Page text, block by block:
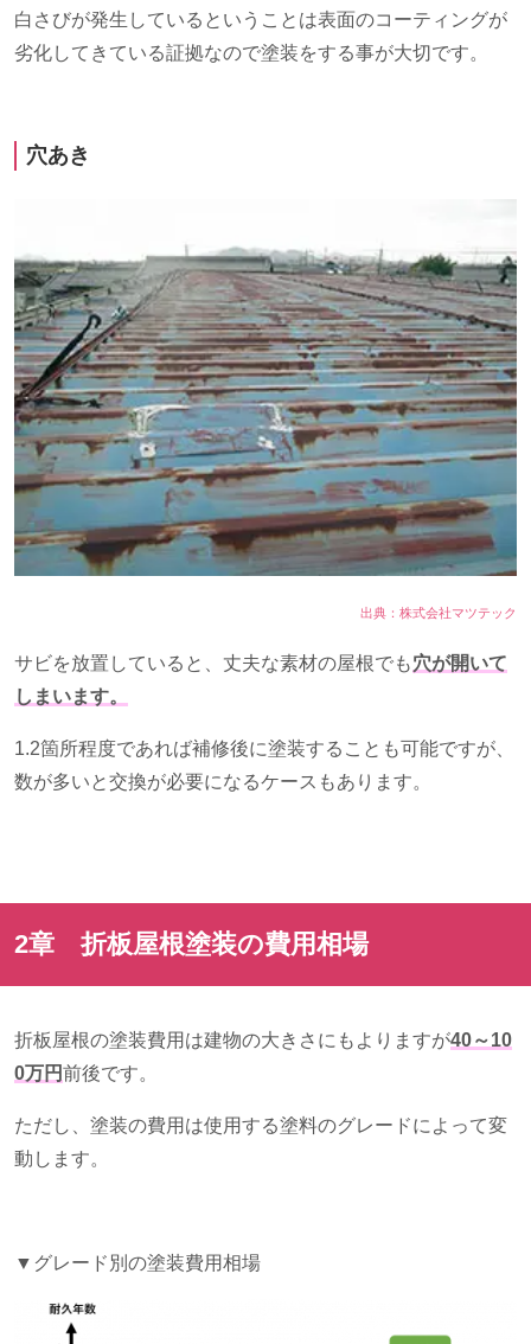
白さびが発生しているということは表面のコーティングが
劣化してきている証拠なので塗装をする事が大切です。
穴あき
出典：株式会社マツテック
サビを放置していると、丈夫な素材の屋根でも穴が開いて
しまいます。
1.2箇所程度であれば補修後に塗装することも可能ですが、
数が多いと交換が必要になるケースもあります。
2章 折板屋根塗装の費用相場
折板屋根の塗装費用は建物の大きさにもよりますが40～10
0万円前後です。
ただし、塗装の費用は使用する塗料のグレードによって変
動します。
▼グレード別の塗装費用相場